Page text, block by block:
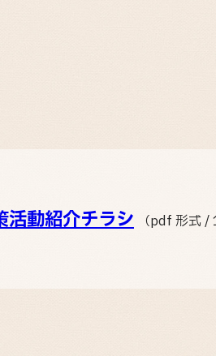
活動紹介チラシ （pdf 形式 /